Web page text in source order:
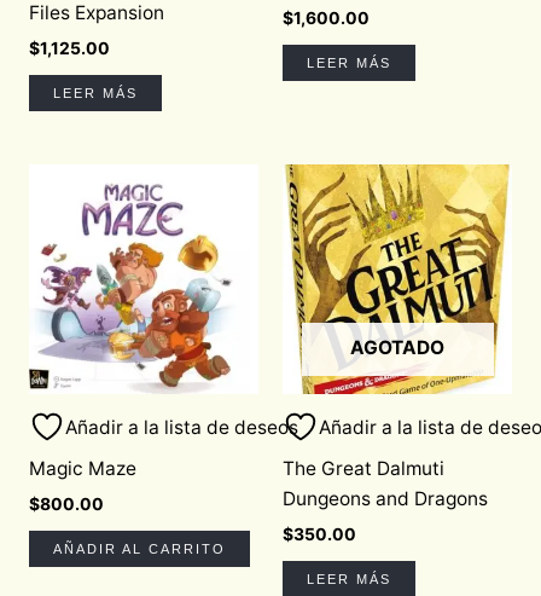
Files Expansion
$1,125.00
LEER MÁS
$1,600.00
LEER MÁS
Añadir a la lista de deseos
Magic Maze
$800.00
AÑADIR AL CARRITO
AGOTADO
Añadir a la lista de
The Great Dalmuti
Dungeons and Dragons
$350.00
LEER MÁS